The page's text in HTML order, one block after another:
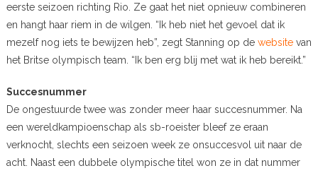
eerste seizoen richting Rio. Ze gaat het niet opnieuw combineren
en hangt haar riem in de wilgen. “Ik heb niet het gevoel dat ik
mezelf nog iets te bewijzen heb”, zegt Stanning op de websitevan
het Britse olympisch team. “Ik ben erg blij met wat ik heb bereikt.”
Succesnummer
De ongestuurde twee was zonder meer haar succesnummer. Na
een wereldkampioenschap als sb-roeister bleef ze eraan
verknocht, slechts een seizoen week ze onsuccesvol uit naar de
acht. Naast een dubbele olympische titel won ze in dat nummer